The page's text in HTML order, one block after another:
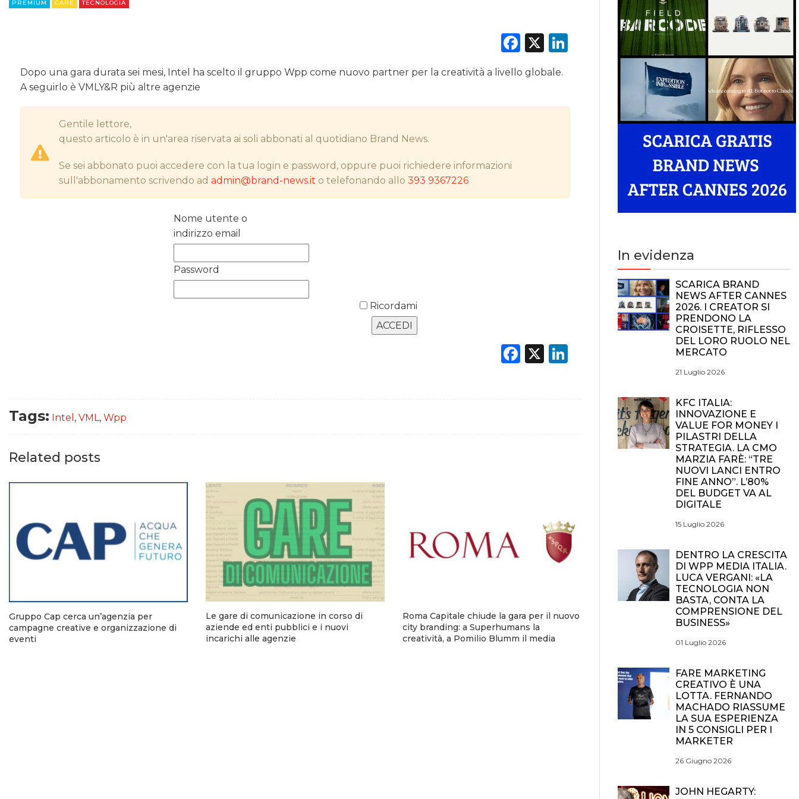
NORMATIVE
TREND
PREMIUM GARE TECNOLOGIA
Facebook
X LinkedIn
Dopo una gara durata sei mesi, Intel ha scelto il gruppo Wpp come nuovo partner per la creatività a livello globale.
A seguirlo è VMLY&R più altre agenzie
Gentile lettore,
questo articolo è in un'area riservata ai soli abbonati al quotidiano Brand News.
Se sei abbonato puoi accedere con la tua login e password, oppure puoi richiedere informazioni
sull'abbonamento scrivendo adadmin@brand-news.it o telefonando allo393 9367226
Nome utente o
indirizzo email
Password
Ricordami
Facebook
X LinkedIn
Tags: Intel , VML, Wpp
Related posts
Gruppo Cap cerca un’agenzia per
campagne creative e organizzazione di
eventi
Le gare di comunicazione in corso di
aziende ed enti pubblici e i nuovi
incarichi alle agenzie
Roma Capitale chiude la gara per il nuovo
city branding: a Superhumans la
creatività, a Pomilio Blumm il media
In evidenza
SCARICA BRAND
NEWS AFTER CANNES
2026. I CREATOR SI
PRENDONO LA
CROISETTE, RIFLESSO
DEL LORO RUOLO NEL
MERCATO
21 Luglio 2026
KFC ITALIA:
INNOVAZIONE E
VALUE FOR MONEY I
PILASTRI DELLA
STRATEGIA. LA CMO
MARZIA FARÈ: “TRE
NUOVI LANCI ENTRO
FINE ANNO”. L’80%
DEL BUDGET VA AL
DIGITALE
15 Luglio 2026
DENTRO LA CRESCITA
DI WPP MEDIA ITALIA.
LUCA VERGANI: «LA
TECNOLOGIA NON
BASTA, CONTA LA
COMPRENSIONE DEL
BUSINESS»
01 Luglio 2026
FARE MARKETING
CREATIVO È UNA
LOTTA. FERNANDO
MACHADO RIASSUME
LA SUA ESPERIENZA
IN 5 CONSIGLI PER I
MARKETER
26 Giugno 2026
JOHN HEGARTY: